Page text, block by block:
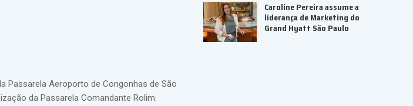
Aeroporto de Congonhas de São
da Passarela Comandante Rolim.
Caroline Pereira assume a
liderança de Marketing do
Grand Hyatt São Paulo